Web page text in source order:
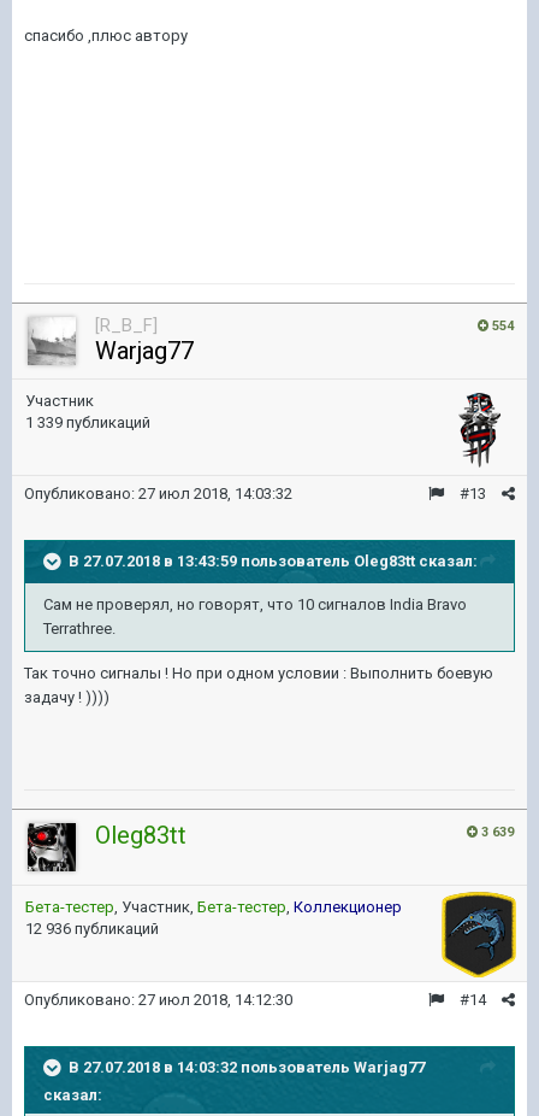
спасибо ,плюс автору
554
[R_B_F]
Warjag77
Участник
1 339 публикаций
#13
Опубликовано: 27 июл 2018, 14:03:32
В 27.07.2018 в 13:43:59 пользователь Oleg83tt сказал:
Сам не проверял, но говорят, что 10 сигналов India Bravo
Terrathree.
Так точно сигналы ! Но при одном условии : Выполнить боевую
задачу ! ))))
3 639
Oleg83tt
Бета-тестер , Участник, Бета-тестер Коллекционер
12 936 публикаций
#14
Опубликовано: 27 июл 2018, 14:12:30
В 27.07.2018 в 14:03:32 пользователь Warjag77
сказал: